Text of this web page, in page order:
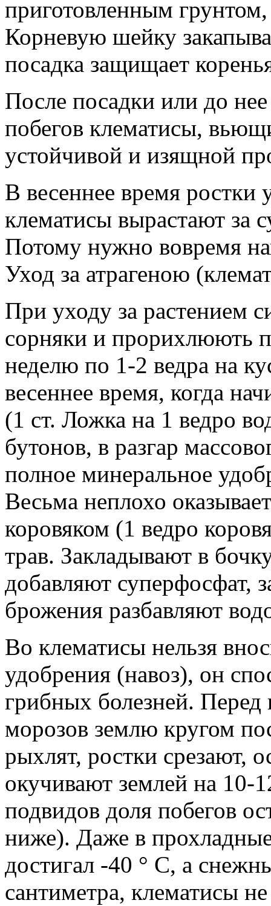
приготовленным
Корневую шейку
посадка защищает
После посадки или до
побегов клематисы,
устойчивой и изящной
В весеннее время ростки
клематисы вырастают за
Потому нужно вовремя
Уход за атрагеною
При уходу за растением
сорняки и прорихлюють
неделю по 1-2 ведра на
весеннее время, когда
(1 ст. Ложка на 1 ведро
бутонов, в разгар
полное минеральное
Весьма неплохо
коровяком (1 ведро
трав. Закладывают в
добавляют суперфосфат,
брожения разбавляют
Во клематисы нельзя
удобрения (навоз), он
грибных болезней.
морозов землю кругом
рыхлят, ростки срезают,
окучивают землей на 10-
подвидов доля побегов
ниже). Даже в
достигал -40 ° С, а
сантиметра, клематисы